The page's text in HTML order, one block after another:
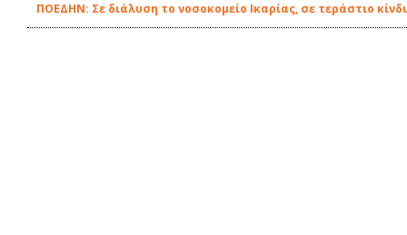
ΠΟΕΔΗΝ: Σε διάλυση το νοσοκομείο Ικαρίας, σε τεράστιο